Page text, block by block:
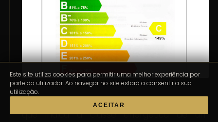
OCertificado Energético é um documento
que indica a classe energéticade um
Este site utiliza cookies para permitir uma melhor experiência por
parte do utilizador. Ao navegar no site estará a consentir a sua
utilização.
ACEITAR